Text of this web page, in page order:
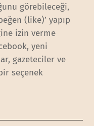
görebileceği,
(like)’ yapıp
izin verme
yeni
gazeteciler ve
seçenek